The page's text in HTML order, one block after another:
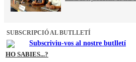
SUBSCRIPCIÓ AL BUTLLETÍ
Subscriviu-vos al nostre butlletí
HO SABIES...?